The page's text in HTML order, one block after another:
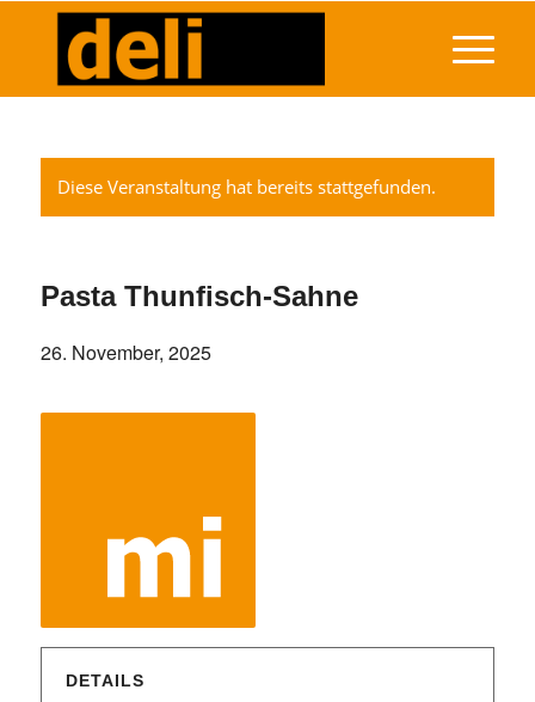
Diese Veranstaltung hat bereits stattgefunden.
Pasta Thunfisch-Sahne
26. November, 2025
DETAILS